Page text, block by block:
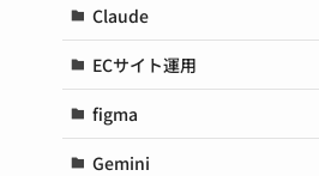
Claude
ECサイト運用
figma
Gemini